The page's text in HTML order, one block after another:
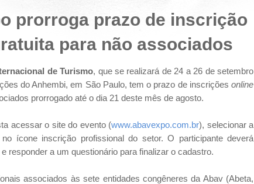
prorroga prazo de inscrição
para não associados
de Turismo, que se realizará de 24 a 26 de setembro
do Anhembi, em São Paulo, tem o prazo de inscrições online
prorrogado até o dia 21 deste mês de agosto.
acessar o site do evento (www.abavexpo.com.br), selecionar a
ícone inscrição profissional do setor. O participante deverá
responder a um questionário para finalizar o cadastro.
associados às sete entidades congêneres da Abav (Abeta,